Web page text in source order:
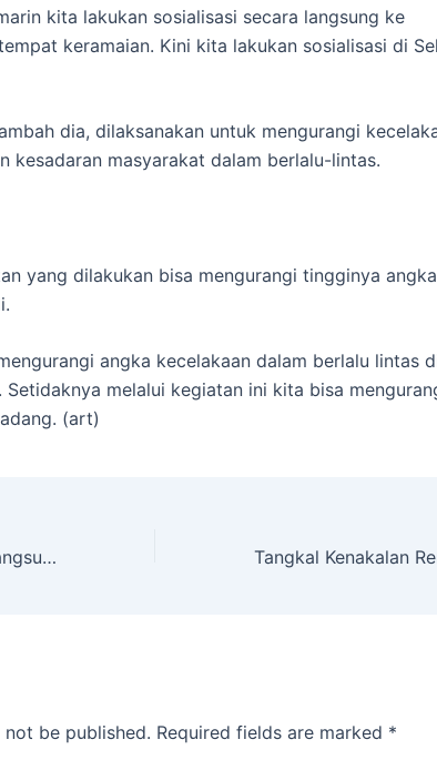
kita lakukan sosialisasi secara langsung ke
keramaian. Kini kita lakukan sosialisasi di
dia, dilaksanakan untuk mengurangi
kesadaran masyarakat dalam berlalu-lintas.
yang dilakukan bisa mengurangi tingginya angka
angka kecelakaan dalam berlalu lintas
Setidaknya melalui kegiatan ini kita bisa
(art)
Kapolres Majalengka Cek Langsung Lokasi Tebing Longsor Jalan Raya Majalengka – Kuningan
be published. Required fields are marked *